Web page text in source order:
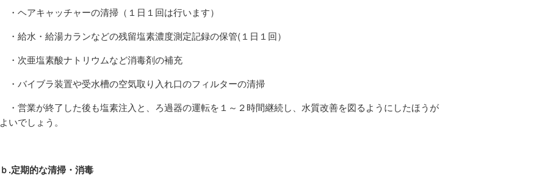
・ヘアキャッチャーの清掃（１日１回は行います）
・給水・給湯カランなどの残留塩素濃度測定記録の保管(１日１回）
・次亜塩素酸ナトリウムなど消毒剤の補充
・バイブラ装置や受水槽の空気取り入れ口のフィルターの清掃
・営業が終了した後も塩素注入と、ろ過器の運転を１～２時間継続し、水質改善を図るようにしたほうが
よいでしょう。
ｂ.定期的な清掃・消毒